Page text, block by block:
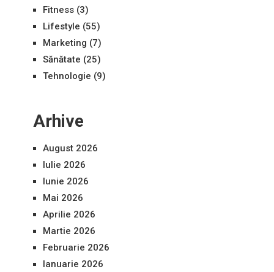
Fitness(3)
Lifestyle (55)
Marketing (7)
Sănătate (25)
Tehnologie (9)
Arhive
August 2026
Iulie 2026
Iunie 2026
Mai 2026
Aprilie 2026
Martie 2026
Februarie 2026
Ianuarie 2026